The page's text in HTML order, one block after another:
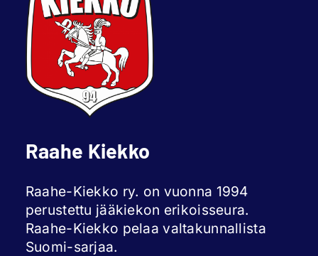
Raahe Kiekko
Raahe-Kiekko ry. on vuonna 1994
perustettu jääkiekon erikoisseura.
Raahe-Kiekko pelaa valtakunnallista
Suomi-sarjaa.